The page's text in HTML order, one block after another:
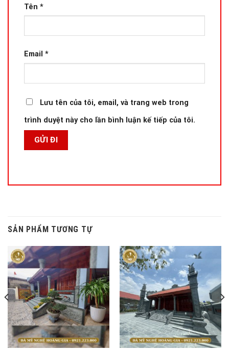
Tên *
Email *
Lưu tên của tôi, email, và trang web trong
trình duyệt này cho lần bình luận kế tiếp của tôi.
SẢN PHẨM TƯƠNG TỰ